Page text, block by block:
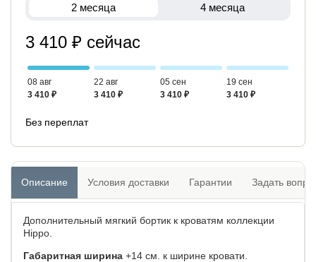
2 месяца 4 месяца
3 410 ₽ сейчас
08 авг
3 410 ₽
22 авг
3 410 ₽
05 сен
3 410 ₽
19 сен
3 410 ₽
Без переплат
Описание Условия доставки Гарантии Задать
Дополнительный мягкий бортик к кроватям коллекции
Hippo.
Габаритная ширина +14 см. к ширине кровати.